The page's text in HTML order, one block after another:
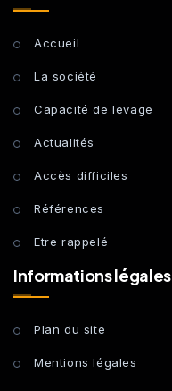
Accueil
La société
Capacité de levage
Actualités
Accès difficiles
Références
Etre rappelé
Informations légales
Plan du site
Mentions légales